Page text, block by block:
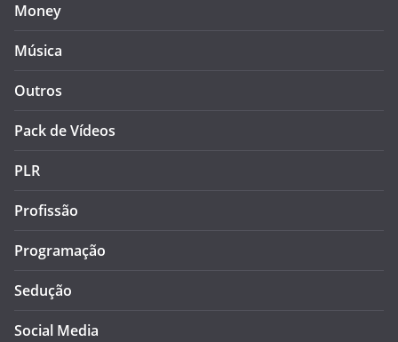
Money
Música
Outros
Pack de Vídeos
PLR
Profissão
Programação
Sedução
Social Media